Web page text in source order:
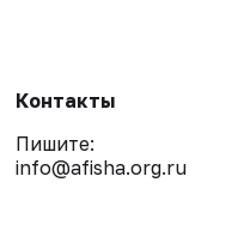
Контакты
Пишите:
info@afisha.org.ru